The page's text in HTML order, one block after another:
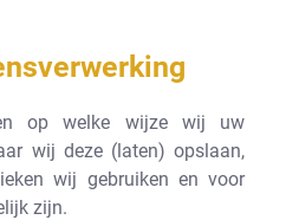
op welke wijze wij uw
wij deze (laten) opslaan,
wij gebruiken en voor
zijn.